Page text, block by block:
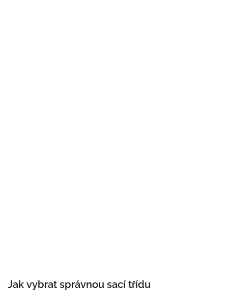
Jak vybrat správnou sací třídu